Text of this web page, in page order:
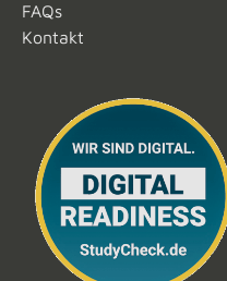
FAQs
Kontakt